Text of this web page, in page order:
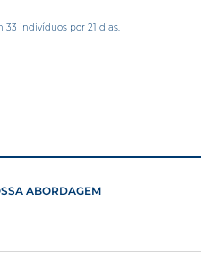
33 indivíduos por 21 dias.
ABORDAGEM